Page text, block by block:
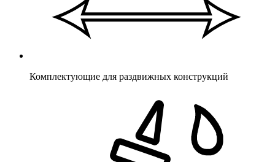
Комплектующие для раздвижных конструкций